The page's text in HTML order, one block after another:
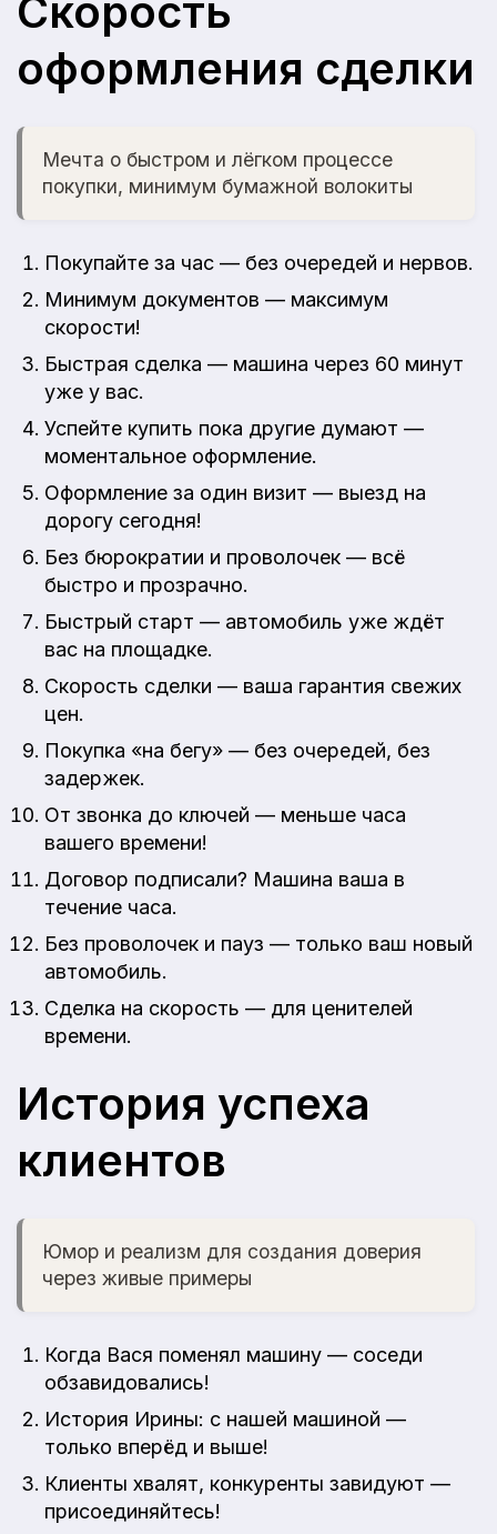
Скорость
оформления сделки
Мечта о быстром и лёгком процессе
покупки, минимум бумажной волокиты
Покупайте за час — без очередей и нервов.
Минимум документов — максимум
скорости!
Быстрая сделка — машина через 60 минут
уже у вас.
Успейте купить пока другие думают —
моментальное оформление.
Оформление за один визит — выезд на
дорогу сегодня!
Без бюрократии и проволочек — всё
быстро и прозрачно.
Быстрый старт — автомобиль уже ждёт
вас на площадке.
Скорость сделки — ваша гарантия свежих
цен.
Покупка «на бегу» — без очередей, без
задержек.
От звонка до ключей — меньше часа
вашего времени!
Договор подписали? Машина ваша в
течение часа.
Без проволочек и пауз — только ваш новый
автомобиль.
Сделка на скорость — для ценителей
времени.
История успеха
клиентов
Юмор и реализм для создания доверия
через живые примеры
Когда Вася поменял машину — соседи
обзавидовались!
История Ирины: с нашей машиной —
только вперёд и выше!
Клиенты хвалят, конкуренты завидуют —
присоединяйтесь!